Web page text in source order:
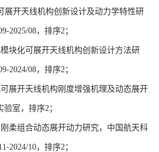
展开天线机构创新设计及动力学特性研
2025/08，排序2 ；
块化可展开天线机构创新设计方法研
2024/08，排序2 ；
展开天线机构刚度增强机理及动态展开
验室，排序2 ；
柔组合动态展开动力研究，中国航天科
2024/10，排序2 ；